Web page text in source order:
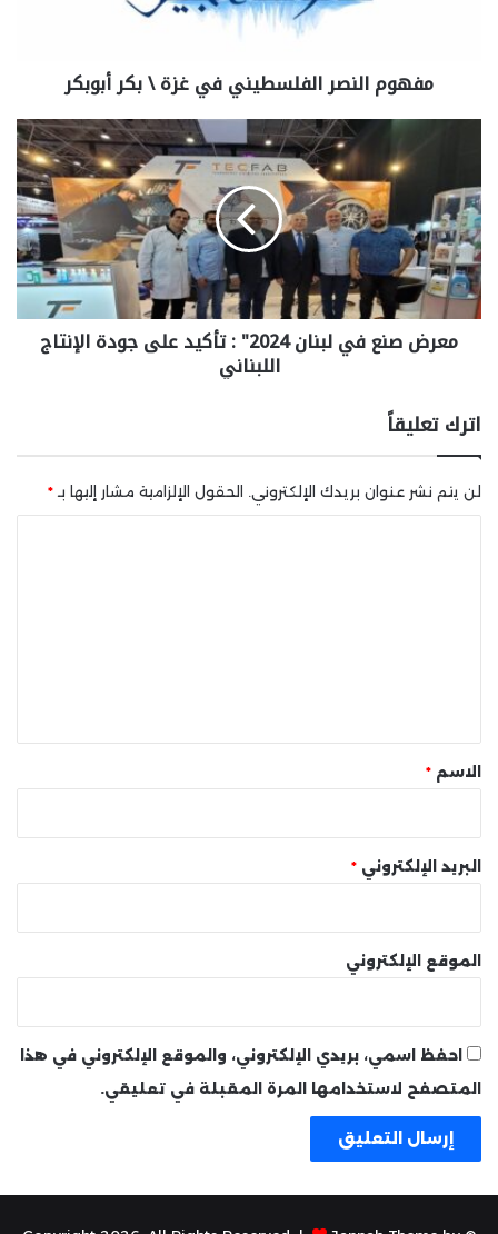
مفهوم النصر الفلسطيني في غزة \ بكر أبوبكر
معرض صنع في لبنان 2024" : تأكيد على جودة الإنتاج
اللبناني
اترك تعليقاً
لن يتم نشر عنوان بريدك الإلكتروني. الحقول الإلزامية مشار إليها بـ*
* الاسم *
البريد الإلكتروني *
الموقع الإلكتروني
احفظ اسمي، بريدي الإلكتروني، والموقع الإلكتروني في هذا
المتصفح لاستخدامها المرة المقبلة في تعليقي.